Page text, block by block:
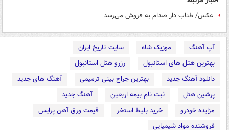
عکس/ طناب دار صدام به فروش می‌رسد
آپ آهنگ موزیک شاه
سایت تاریخ ایران
بهترین هتل های استانبول
رزرو هتل استانبول
دانلود آهنگ جدید
بهترین جراح بینی ترمیمی
آهنگ های جدید
پرشین هتل
ثبت نام بیمه اربعین
آهنگ جدید
مزایده خودرو
خرید بلیط استخر
قیمت ورق آهن پرایس
فروشنده مواد شیمیایی